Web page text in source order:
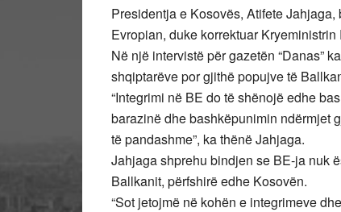
Presidentja e Kosovës, Atifete
Evropian, duke korrektuar
Në një intervistë për gazetën “Danas”
shqiptarëve por gjithë popujve të
“Integrimi në BE do të shënojë edhe
barazinë dhe bashkëpunimin ndërmjet
të pandashme”, ka thënë Jahjaga.
Jahjaga shprehu bindjen se BE-ja nuk
Ballkanit, përfshirë edhe Kosovën.
“Sot jetojmë në kohën e integrimeve